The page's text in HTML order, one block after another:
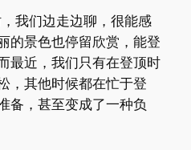
我们边走边聊，很能感
的景色也停留欣赏，能登
最近，我们只有在登顶时
，其他时候都在忙于登
备，甚至变成了一种负